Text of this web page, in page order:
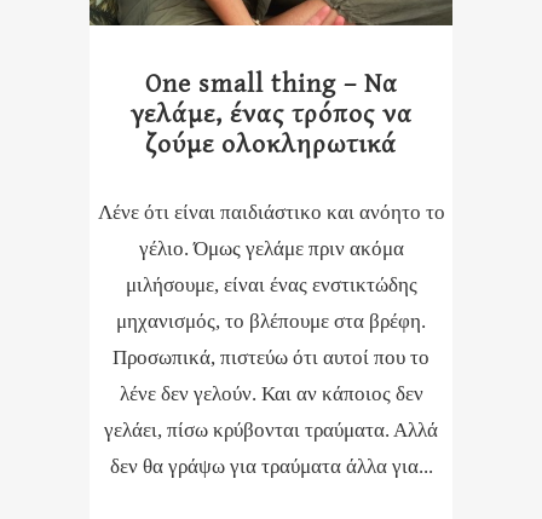
One small thing – Να
γελάμε, ένας τρόπος να
ζούμε ολοκληρωτικά
Λένε ότι είναι παιδιάστικο και ανόητο το
γέλιο. Όμως γελάμε πριν ακόμα
μιλήσουμε, είναι ένας ενστικτώδης
μηχανισμός, το βλέπουμε στα βρέφη.
Προσωπικά, πιστεύω ότι αυτοί που το
λένε δεν γελούν. Και αν κάποιος δεν
γελάει, πίσω κρύβονται τραύματα. Αλλά
δεν θα γράψω για τραύματα άλλα για...